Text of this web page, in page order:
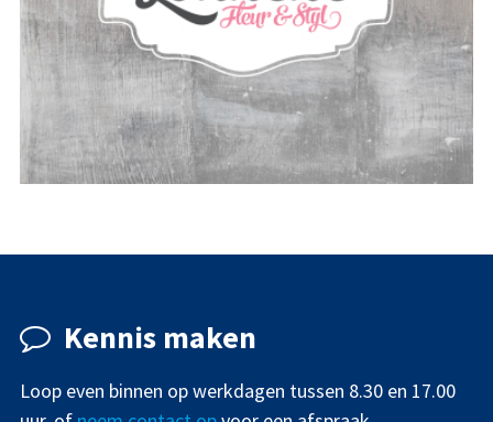
CADEAUBON DRUKWERK HUISSTIJL LOGO
Kennis maken
Loop even binnen op werkdagen tussen 8.30 en 17.00